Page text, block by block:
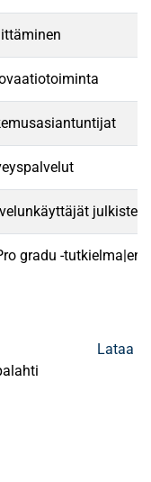
julkisten
gradu -
Lataa